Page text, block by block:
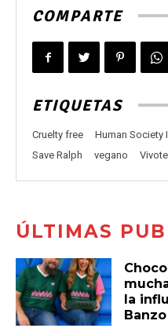
COMPARTE
ETIQUETAS
Cruelty free Human Society
Save Ralph
vegano
ÚLTIMAS
la
Banzo